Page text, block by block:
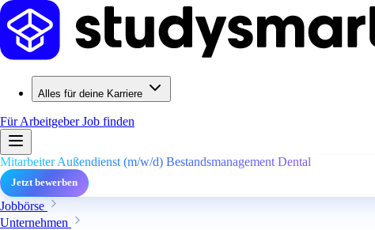
Alles für deine Karriere
Für ArbeitgeberJob finden
Mitarbeiter Außendienst (m/w/d) Bestandsmanagement Dental
Jetzt bewerben
Jobbörse
Unternehmen